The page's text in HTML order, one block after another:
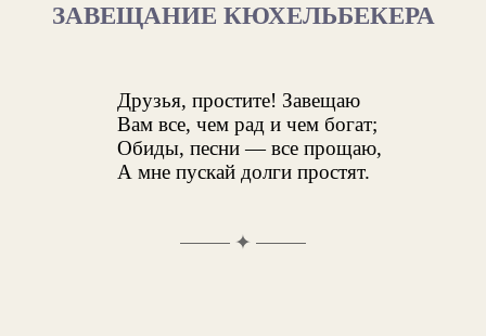
ЗАВЕЩАНИЕ КЮХЕЛЬБЕКЕРА
Друзья, простите! Завещаю
Вам все, чем рад и чем богат;
Обиды, песни — все прощаю,
А мне пускай долги простят.
✦